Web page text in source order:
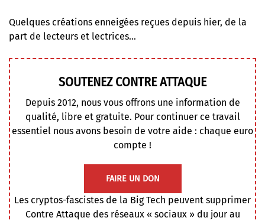
Quelques créations enneigées reçues depuis hier, de la
part de lecteurs et lectrices…
SOUTENEZ CONTRE ATTAQUE
Depuis 2012, nous vous offrons une information de
qualité, libre et gratuite. Pour continuer ce travail
essentiel nous avons besoin de votre aide : chaque euro
compte !
FAIRE UN DON
Les cryptos-fascistes de la Big Tech peuvent supprimer
Contre Attaque des réseaux « sociaux » du jour au